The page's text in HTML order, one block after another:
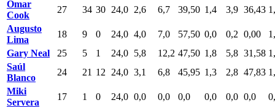
Omar
Cook
27 34 30 24,0 2,6 6,7 39,50 1,4 3,9 36,43
Augusto
Lima
18 9 0 24,0 4,0 7,0 57,50 0,0 0,2 0,00
Gary Neal
25 5 1 24,0 5,8 12,2 47,50 1,8 5,8 31,58
Saúl
Blanco
24 21 12 24,0 3,1 6,8 45,95 1,3 2,8 47,83
Miki
Servera
17 1 0 24,0 0,0 0,0 0,0 0,0 0,0 0,0